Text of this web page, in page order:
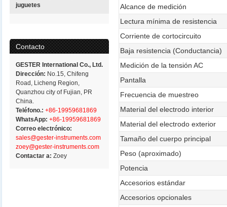
juguetes
Contacto
GESTER International Co., Ltd.
Dirección: No.15, Chifeng
Road, Licheng Region,
Quanzhou city of Fujian, PR
China.
Teléfono.: +86-19959681869
WhatsApp: +86-19959681869
Correo electrónico:
sales@gester-instruments.com
zoey@gester-instruments.com
Contactar a:Zoey
Alcance de medición
Lectura mínima de resistencia
Corriente de cortocircuito
Baja resistencia (Conductancia)
Medición de la tensión AC
Pantalla
Frecuencia de muestreo
Material del electrodo interior
Material del electrodo exterior
Tamaño del cuerpo principal
Peso (aproximado)
Potencia
Accesorios estándar
Accesorios opcionales